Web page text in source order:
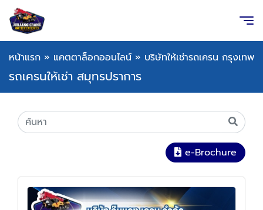
หน้าแรก » แคตตาล็อกออนไลน์ » บริษัทให้เช่ารถเครน กรุงเทพ
รถเครนให้เช่า สมุทรปราการ
e-Brochure